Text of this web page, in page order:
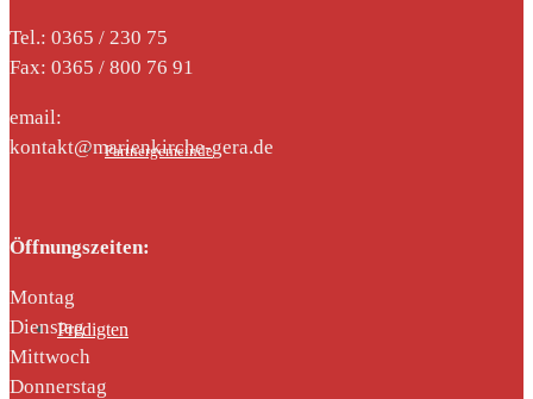
Partnergemeinde
Predigten
Tel.: 0365 / 230 75
Fax: 0365 / 800 76 91
email:
kontakt@marienkirche-gera.de
Öffnungszeiten:
Montag
Dienstag
Mittwoch
Donnerstag